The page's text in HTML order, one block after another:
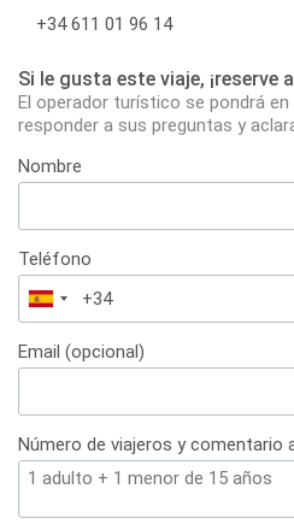
+34 611 01 96 14
Si le gusta este viaje, ¡reserve
El operador turístico se pondrá
responder a sus preguntas y
Nombre
Teléfono
España
+34
Email (opcional)
Número de viajeros y comentario